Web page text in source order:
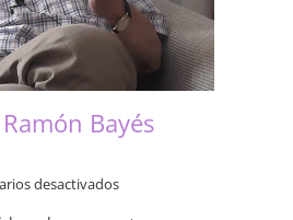
Bayés
desactivadosen